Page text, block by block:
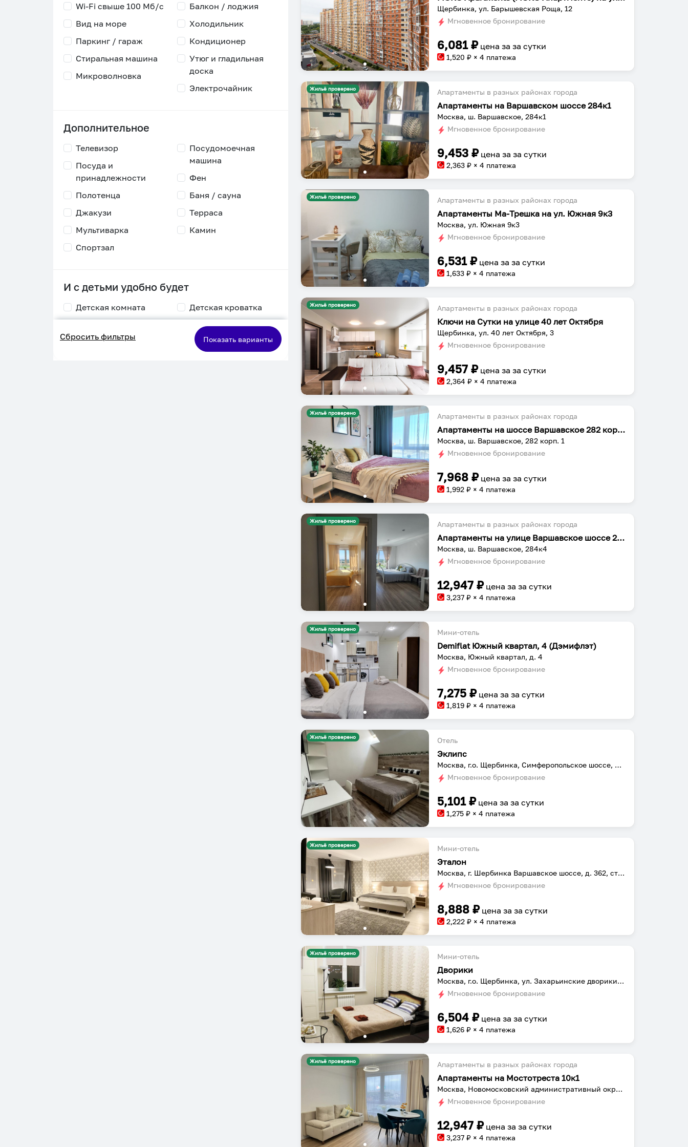
Wi-Fi свыше 100 Мб/с
Балкон / лоджия
Вид на море
Паркинг / гараж
Холодильник
Кондиционер
Стиральная машина
Микроволновка
Утюг и гладильная
доска
Электрочайник
Дополнительное
Телевизор
Посуда и
принадлежности
Посудомоечная
машина
Фен
Полотенца
Джакузи
Баня / сауна
Терраса
Мультиварка
Спортзал
Камин
И с детьми удобно будет
Детская комната
кормления
Детская кроватка
Двухъярусная
кровать
Сбросить фильтры Показать варианты
Щербинка, ул. Барышевская Роща, 12
Мгновенное бронирование
6,081₽ цена заза сутки
1,520 ₽ × 4 платежа
Жильё проверено Апартаменты в разных районах города
Апартаменты на Варшавском шоссе 284к1
Москва, ш. Варшавское, 284к1
Мгновенное бронирование
9,453 ₽ цена заза сутки
2,363 ₽ × 4 платежа
Жильё проверено Апартаменты в разных районах города
Апартаменты Ма-Трешка на ул. Южная 9к3
Москва, ул. Южная 9к3
Мгновенное бронирование
6,531₽ цена заза сутки
1,633 ₽ × 4 платежа
Жильё проверено Апартаменты в разных районах города
Ключи на Сутки на улице 40 лет Октября
Щербинка, ул. 40 лет Октября, 3
Мгновенное бронирование
9,457 ₽ цена заза сутки
2,364 ₽ × 4 платежа
Жильё проверено Апартаменты в разных районах города
Апартаменты на шоссе Варшавское 282 корпус 1
Москва, ш. Варшавское, 282 корп. 1
Мгновенное бронирование
7,968 ₽ цена заза сутки
1,992 ₽ × 4 платежа
Жильё проверено Апартаменты в разных районах города
Апартаменты на улице Варшавское шоссе 284к4
Москва, ш. Варшавское, 284к4
Мгновенное бронирование
12,947 ₽ цена заза сутки
3,237 ₽ × 4 платежа
Жильё проверено Мини-отель
Demiflat Южный квартал, 4 (Дэмифлэт)
Москва, Южный квартал, д. 4
Мгновенное бронирование
7,275 ₽ цена заза сутки
1,819 ₽ × 4 платежа
Жильё проверено Отель
Эклипс
Москва, г.о. Щербинка, Симферопольское шоссе, д. 1/2
Мгновенное бронирование
5,101₽ цена заза сутки
1,275 ₽ × 4 платежа
Жильё проверено Мини-отель
Эталон
Москва, г. Шербинка Варшавское шоссе, д. 362, стр.1
Мгновенное бронирование
8,888 ₽ цена заза сутки
2,222 ₽ × 4 платежа
Жильё проверено Мини-отель
Дворики
Москва, г.о. Щербинка, ул. Захарьинские дворики, д. 3
Мгновенное бронирование
6,504 ₽ цена заза сутки
1,626 ₽ × 4 платежа
Жильё проверено Апартаменты в разных районах города
Апартаменты на Мостотреста 10к1
Москва, Новомосковский административный округ, р-н Щербинка, Щербинка, ул. Мостотреста, 10к1
Мгновенное бронирование
12,947 ₽ цена заза сутки
3,237 ₽ × 4 платежа